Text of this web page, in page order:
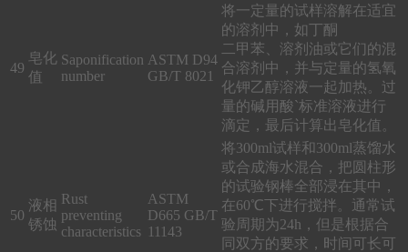
49
皂化
值
Saponification
number
ASTM D94
GB/T 8021
将一定量的试样溶解在适宜
的溶剂中，如丁酮
二甲苯、溶剂油或它们的混
合溶剂中，并与定量的氢氧
化钾乙醇溶液一起加热。过
量的碱用酸`标准溶液进行
滴定，最后计算出皂化值。
50
液相
锈蚀
Rust
preventing
characteristics
ASTM
D665 GB/T
11143
将300ml试样和300ml蒸馏水
或合成海水混合，把圆柱形
的试验钢棒全部浸在其中，
在60℃下进行搅拌。通常试
验周期为24h，但是根据合
同双方的要求，时间可长可